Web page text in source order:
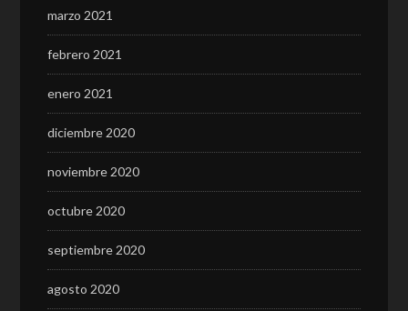
marzo 2021
febrero 2021
enero 2021
diciembre 2020
noviembre 2020
octubre 2020
septiembre 2020
agosto 2020